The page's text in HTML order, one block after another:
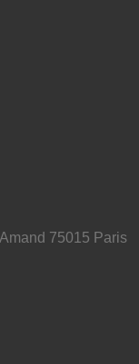
75015 Paris